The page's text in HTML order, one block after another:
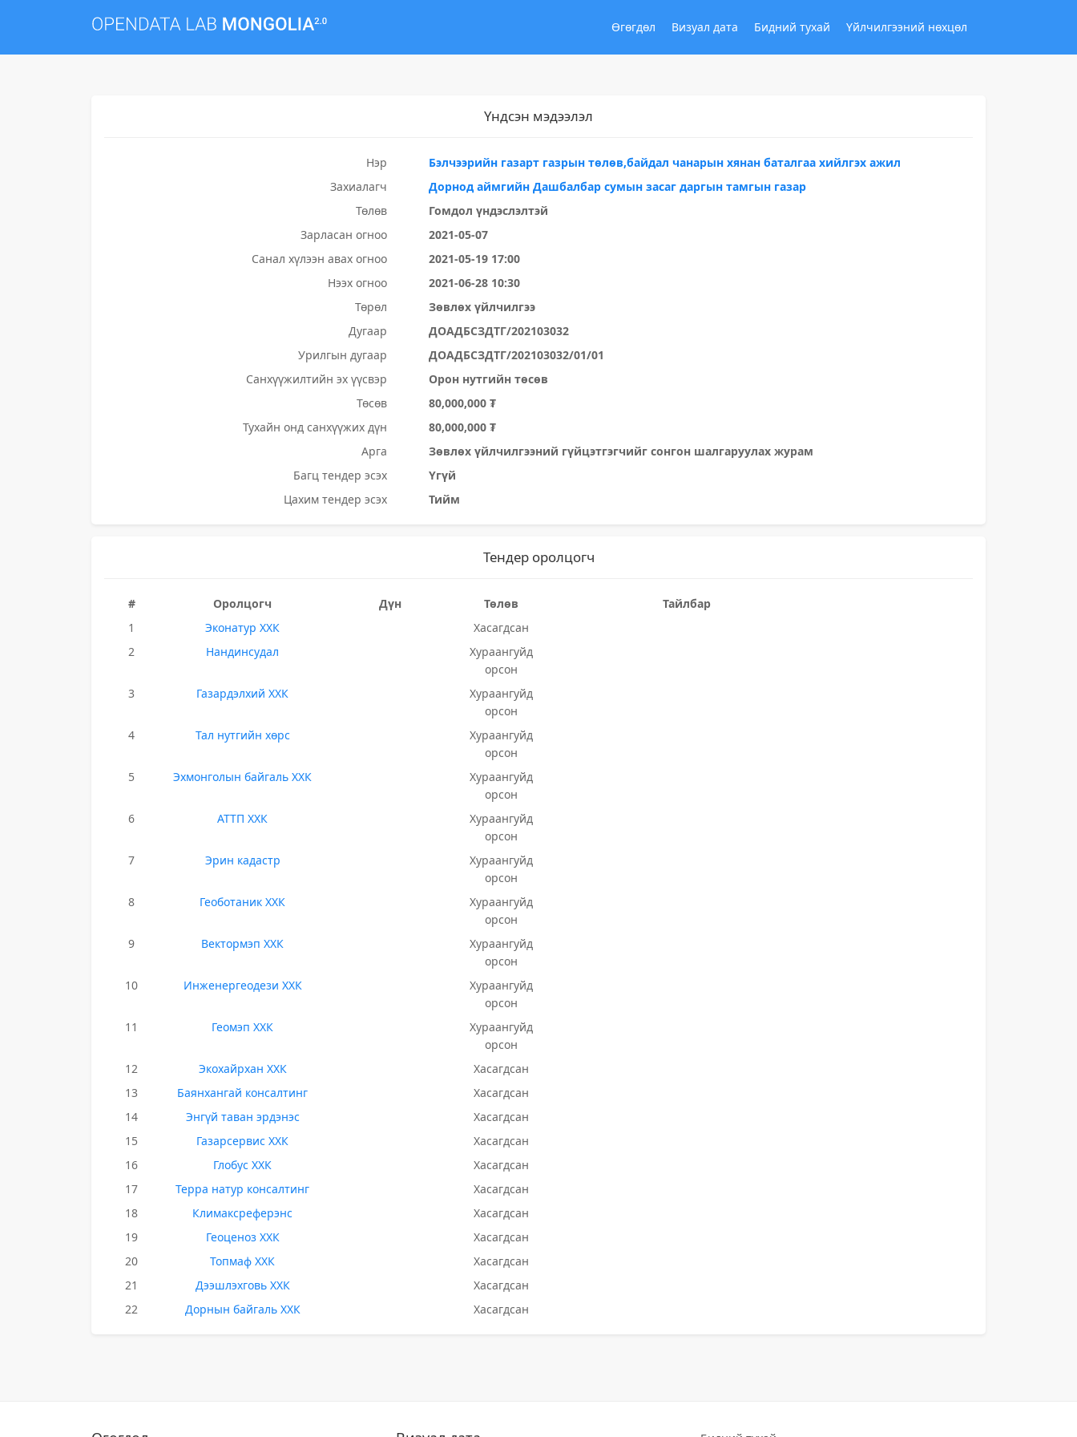
Өгөгдөл Визуал дата Бидний тухай Үйлчилгээний нөхцөл
Үндсэн мэдээлэл
Нэр
Бэлчээрийн газарт газрын төлөв,байдал чанарын хянан баталгаа хийлгэх ажил
Захиалагч
Дорнод аймгийн Дашбалбар сумын засаг даргын тамгын газар
Төлөв
Гомдол үндэслэлтэй
Зарласан огноо
2021-05-07
Санал хүлээн авах огноо
2021-05-19 17:00
Нээх огноо
2021-06-28 10:30
Төрөл
Зөвлөх үйлчилгээ
Дугаар
ДОАДБСЗДТГ/202103032
Урилгын дугаар
ДОАДБСЗДТГ/202103032/01/01
Санхүүжилтийн эх үүсвэр
Орон нутгийн төсөв
Төсөв
80,000,000 ₮
Тухайн онд санхүүжих дүн
80,000,000 ₮
Арга
Зөвлөх үйлчилгээний гүйцэтгэгчийг сонгон шалгаруулах журам
Багц тендер эсэх
Үгүй
Цахим тендер эсэх
Тийм
Тендер оролцогч
# Оролцогч Дүн Төлөв
Тайлбар
1
Эконатур ХХК
Хасагдсан
2
Нандинсудал
Хураангуйд
орсон
3
Газардэлхий ХХК
Хураангуйд
орсон
4
Тал нутгийн хөрс
Хураангуйд
орсон
5
Эхмонголын байгаль ХХК
Хураангуйд
орсон
6
АТТП ХХК
Хураангуйд
орсон
7
Эрин кадастр
Хураангуйд
орсон
8
Геоботаник ХХК
Хураангуйд
орсон
9
Вектормэп ХХК
Хураангуйд
орсон
10
Инженергеодези ХХК
Хураангуйд
орсон
11
Геомэп ХХК
Хураангуйд
орсон
12
Экохайрхан ХХК
Хасагдсан
13
Баянхангай консалтинг
Хасагдсан
14
Энгүй таван эрдэнэс
Хасагдсан
15
Газарсервис ХХК
Хасагдсан
16
Глобус ХХК
Хасагдсан
17
Терра натур консалтинг
Хасагдсан
18
Климаксреферэнс
Хасагдсан
19
Геоценоз ХХК
Хасагдсан
20
Топмаф ХХК
Хасагдсан
21
Дээшлэхговь ХХК
Хасагдсан
22
Дорнын байгаль ХХК Хасагдсан